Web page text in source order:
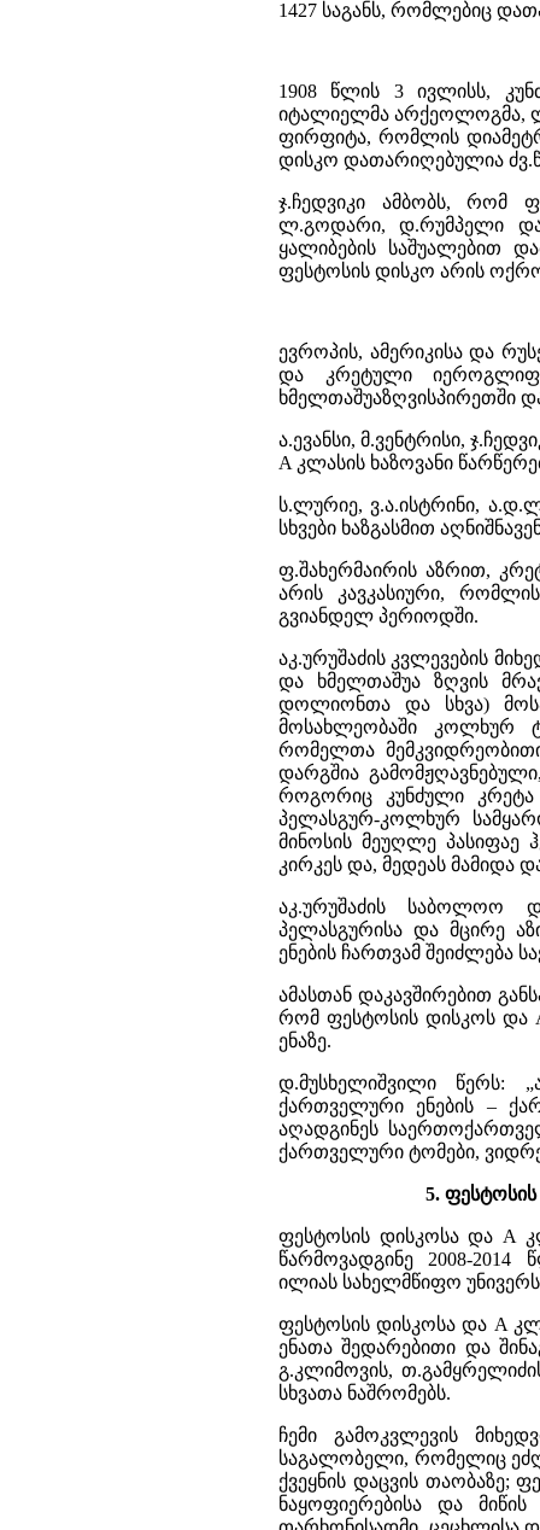
1427 საგანს, რომლებიც
1908 წლის 3 ივლისს,
იტალიელმა არქეოლოგმა,
ფირფიტა, რომლის
დისკო დათარიღებულია ძვ.წ.
ჯ.ჩედვიკი ამბობს, რომ
ლ.გოდარი, დ.რუმპელი
ყალიბების საშუალებით
ფესტოსის დისკო არის
ევროპის, ამერიკისა და
და კრეტული
ხმელთაშუაზღვისპირეთში
ა.ევანსი, მ.ვენტრისი,
A კლასის ხაზოვანი
ს.ლურიე, ვ.ა.ისტრინი,
სხვები ხაზგასმით
ფ.შახერმაირის აზრით,
არის კავკასიური,
გვიანდელ პერიოდში.
აკ.ურუშაძის კვლევების
და ხმელთაშუა ზღვის
დოლიონთა და სხვა)
მოსახლეობაში კოლხურ
რომელთა
დარგშია
როგორიც კუნძული
პელასგურ-კოლხურ
მინოსის მეუღლე პასიფაე
კირკეს და, მედეას მამიდა
აკ.ურუშაძის საბოლოო
პელასგურისა და მცირე
ენების ჩართვამ შეიძლება
ამასთან დაკავშირებით
რომ ფესტოსის დისკოს და
ენაზე.
დ.მუსხელიშვილი წერს:
ქართველური ენების –
აღადგინეს
ქართველური ტომები,
5. ფესტოსის
ფესტოსის დისკოსა და A
წარმოვადგინე 2008-
ილიას სახელმწიფო
ფესტოსის დისკოსა და A
ენათა შედარებითი და
გ.კლიმოვის,
სხვათა ნაშრომებს.
ჩემი გამოკვლევის
საგალობელი, რომელიც
ქვეყნის დაცვის თაობაზე;
ნაყოფიერებისა და მიწის